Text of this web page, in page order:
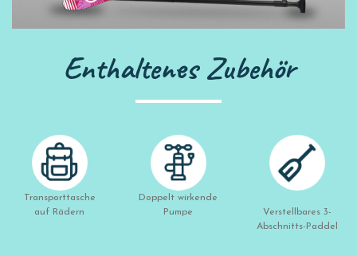
Enthaltenes Zubehör
Transporttasche
auf Rädern
Doppelt wirkende
Pumpe
Verstellbares 3-
Abschnitts-Paddel